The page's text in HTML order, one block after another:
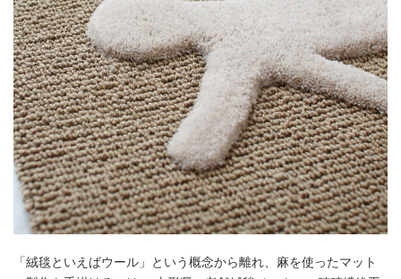
「絨毯といえばウール」という概念から離れ、麻を使ったマット